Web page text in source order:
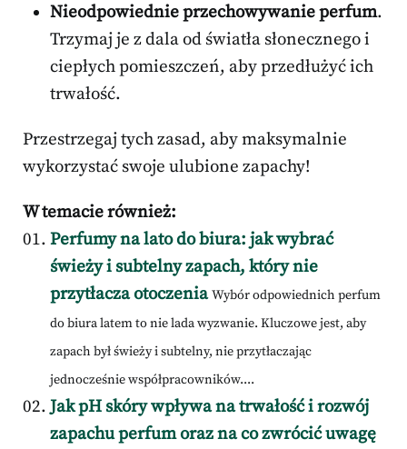
Nieodpowiednie przechowywanie perfum.
Trzymaj je z dala od światła słonecznego i
ciepłych pomieszczeń, aby przedłużyć ich
trwałość.
Przestrzegaj tych zasad, aby maksymalnie
wykorzystać swoje ulubione zapachy!
W temacie również:
Perfumy na lato do biura: jak wybrać
świeży i subtelny zapach, który nie
przytłacza otoczenia Wybór odpowiednich perfum
do biura latem to nie lada wyzwanie. Kluczowe jest, aby
zapach był świeży i subtelny, nie przytłaczając
jednocześnie współpracowników....
Jak pH skóry wpływa na trwałość i rozwój
zapachu perfum oraz na co zwrócić uwagę